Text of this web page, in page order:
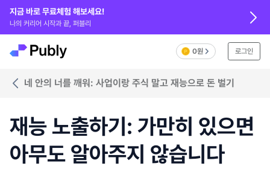
지금 바로 무료체험 해보세요!
나의 커리어 시작과 끝, 퍼블리
0원 로그인
네 안의 너를 깨워: 사업이랑 주식 말고 재능으로 돈 벌기
재능 노출하기: 가만히 있으면
아무도 알아주지 않습니다